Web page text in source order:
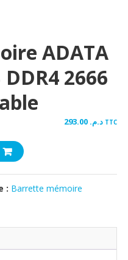
ADATA
2666
د.م. TTC
: Barrette mémoire